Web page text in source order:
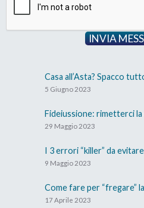
INVIA
Casa all’Asta? Spacco
5 Giugno 2023
Fideiussione: rimetterci
29 Maggio 2023
I 3 errori “killer” da
9 Maggio 2023
Come fare per “fregare”
17 Aprile 2023